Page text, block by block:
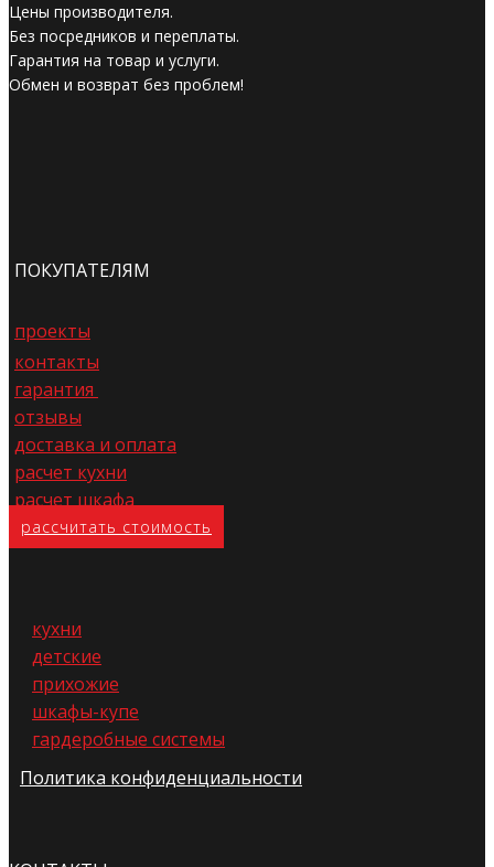
Цены производителя.
Без посредников и переплаты.
Гарантия на товар и услуги.
Обмен и возврат без проблем!
ПОКУПАТЕЛЯМ
проекты
контакты
гарантия
отзывы
доставка и оплата
расчет кухни
расчет шкафа
расс​читать стоимость
кухни
детские
прихожие
шкафы-купе
гардеробные системы
Политика конфиденциальности